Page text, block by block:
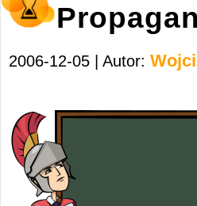
2006-12-05 | Autor: